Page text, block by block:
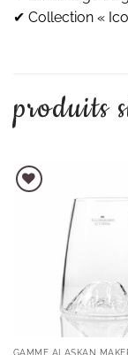
✔ Collection «
produits
AJOUTER À LA LISTE
GAMME ALASKAN